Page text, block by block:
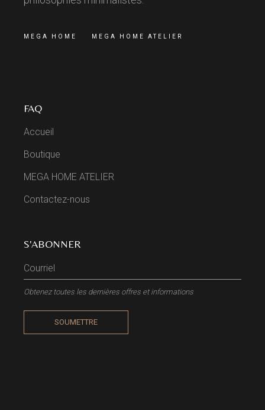
MEGA HOME MEGA HOME ATELIER
FAQ
Accueil
Boutique
MEGA HOME ATELIER
Contactez-nous
S'ABONNER
Obtenez toutes les dernières offres et informations
SOUMETTRE